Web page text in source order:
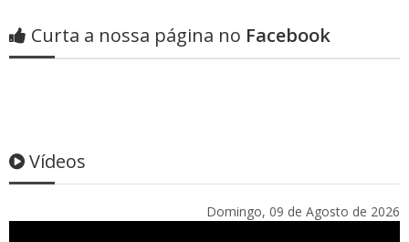
Curta a nossa página no Facebook
Vídeos
Domingo, 09 de Agosto de 2026